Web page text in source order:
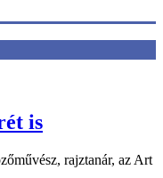
is
rajztanár, az Art